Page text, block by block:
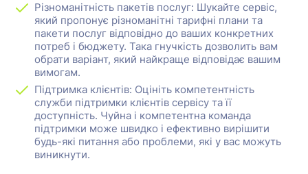
Різноманітність пакетів послуг: Шукайте сервіс,
який пропонує різноманітні тарифні плани та
пакети послуг відповідно до ваших конкретних
потреб і бюджету. Така гнучкість дозволить вам
обрати варіант, який найкраще відповідає вашим
вимогам.
Підтримка клієнтів: Оцініть компетентність
служби підтримки клієнтів сервісу та її
доступність. Чуйна і компетентна команда
підтримки може швидко і ефективно вирішити
будь-які питання або проблеми, які у вас можуть
виникнути.